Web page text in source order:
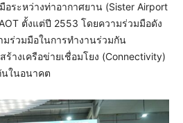
ระหว่างท่าอากาศยาน (Sister Airport
ตั้งแต่ปี 2553 โดยความร่วมมือดัง
มร่วมมือในการทำงานร่วมกัน
ร้างเครือข่ายเชื่อมโยง (Connectivity)
นในอนาคต